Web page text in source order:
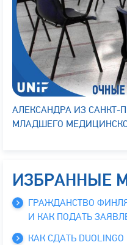
АЛЕКСАНДРА ИЗ САНКТ-
МЛАДШЕГО
ИЗБРАННЫЕ
ГРАЖДАНСТВО
И КАК ПОДАТЬ
КАК СДАТЬ DUOLINGO